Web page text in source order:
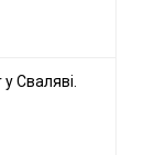
Сваляві.